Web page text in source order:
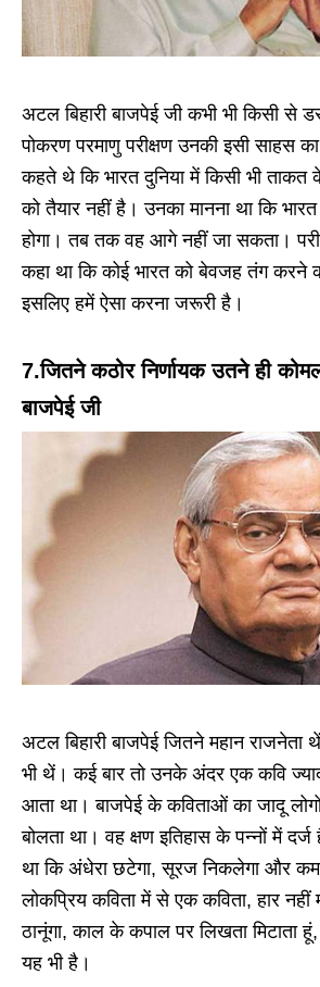
अटल बिहारी बाजपेई जी कभी भी किसी से
पोकरण परमाणु परीक्षण उनकी इसी साहस
कहते थे कि भारत दुनिया में किसी भी
को तैयार नहीं है। उनका मानना था कि
होगा। तब तक वह आगे नहीं जा सकता।
कहा था कि कोई भारत को बेवजह तंग करने
इसलिए हमें ऐसा करना जरूरी है।
7.जितने कठोर निर्णायक उतने ही
बाजपेई जी
अटल बिहारी बाजपेई जितने महान
भी थें। कई बार तो उनके अंदर एक कवि
आता था। बाजपेई के कविताओं का जादू
बोलता था। वह क्षण इतिहास के पन्नों में
था कि अंधेरा छटेगा, सूरज निकलेगा और
लोकप्रिय कविता में से एक कविता, हार नहीं
ठानूंगा, काल के कपाल पर लिखता मिटाता
यह भी है।